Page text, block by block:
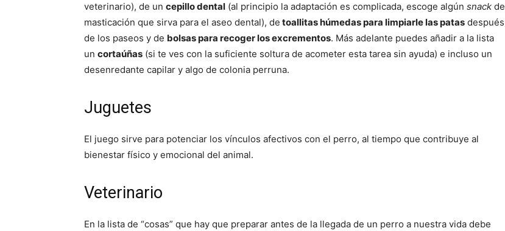
veterinario), de un cepillo dental (al principio la adaptación es complicada, escoge algún snack de
masticación que sirva para el aseo dental), de toallitas húmedas para limpiarle las patas después
de los paseos y de bolsas para recoger los excrementos. Más adelante puedes añadir a la lista
un cortaúñas (si te ves con la suficiente soltura de acometer esta tarea sin ayuda) e incluso un
desenredante capilar y algo de colonia perruna.
Juguetes
El juego sirve para potenciar los vínculos afectivos con el perro, al tiempo que contribuye al
bienestar físico y emocional del animal.
Veterinario
En la lista de “cosas” que hay que preparar antes de la llegada de un perro a nuestra vida debe